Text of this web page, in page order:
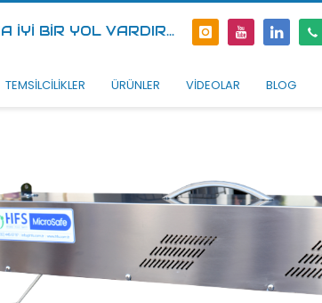
İYİ BİR YOL VARDIR...
TEMSİLCİLİKLER ÜRÜNLER VİDEOLAR BLOG